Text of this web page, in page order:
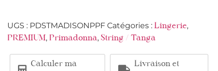
UGS : PDSTMADISONPPF Catégories : Lingerie,
PREMIUM, Primadonna, String / Tanga
Calculer ma
Livraison et